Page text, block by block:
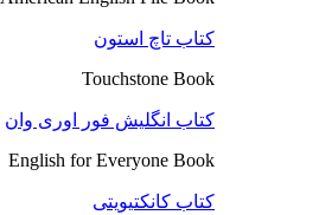
کتاب تاچ استون
Touchstone Book
کتاب انگلیش فور اوری وان
English for Everyone Book
کتاب کانکتیویتی